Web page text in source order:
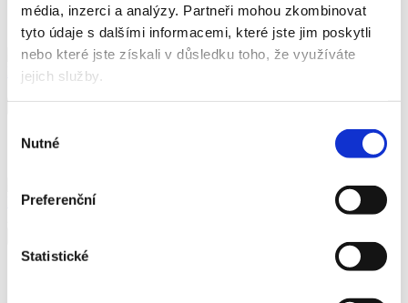
média, inzerci a analýzy. Partneři mohou zkombinovat
tyto údaje s dalšími informacemi, které jste jim poskytli
nebo které jste získali v důsledku toho, že využíváte
jejich služby.
souhlasu
Nutné
Preferenční
Statistické
Skladem
Páska lepicí Kores 19 mm x 33 m, čirá
14,50 Kč
17,55 Kč vč. DPH
Koupit
Skladem
Páska lepicí 25 mm x 10 m, oboustranná